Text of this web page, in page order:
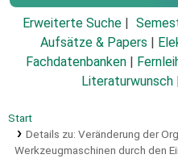
Erweiterte Suche
Aufsätze & Papers
Fachdatenbanken
Literaturwunsch
Start
Details zu: Veränderung der
Werkzeugmaschinen durch den